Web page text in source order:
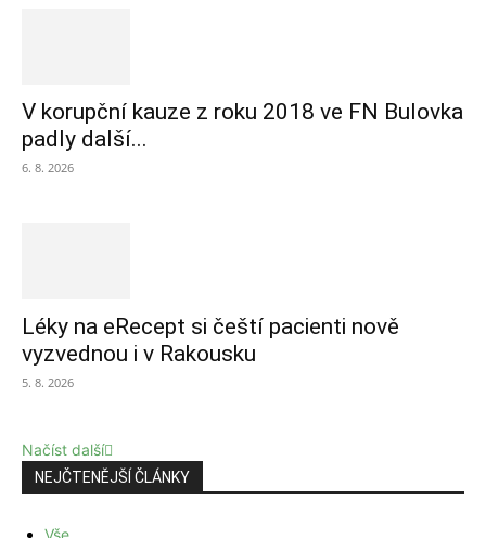
V korupční kauze z roku 2018 ve FN Bulovka
padly další...
6. 8. 2026
Léky na eRecept si čeští pacienti nově
vyzvednou i v Rakousku
5. 8. 2026
Načíst další
NEJČTENĚJŠÍ ČLÁNKY